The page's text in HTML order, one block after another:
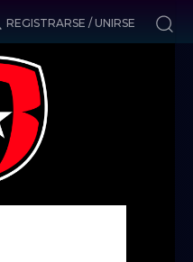
REGISTRARSE / UNIRSE